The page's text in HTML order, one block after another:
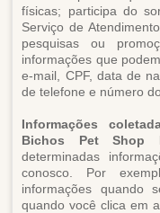
físicas; participa do
Serviço de
pesquisas ou
informações que
e-mail, CPF, data de
de telefone e número
Informações
Bichos Pet Shop
determinadas
conosco. Por
informações quando
quando você clica em